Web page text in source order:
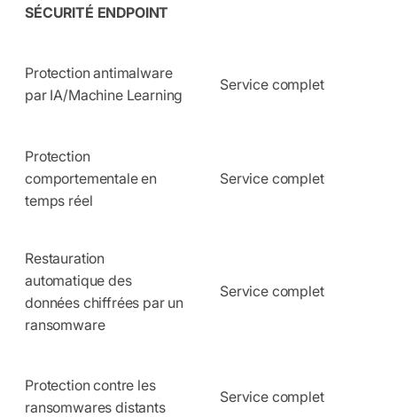
SÉCURITÉ ENDPOINT
Protection antimalware
par IA/Machine Learning
Service complet
Protection
comportementale en
temps réel
Service complet
Restauration
automatique des
données chiffrées par un
ransomware
Service complet
Protection contre les
ransomwares distants
Service complet